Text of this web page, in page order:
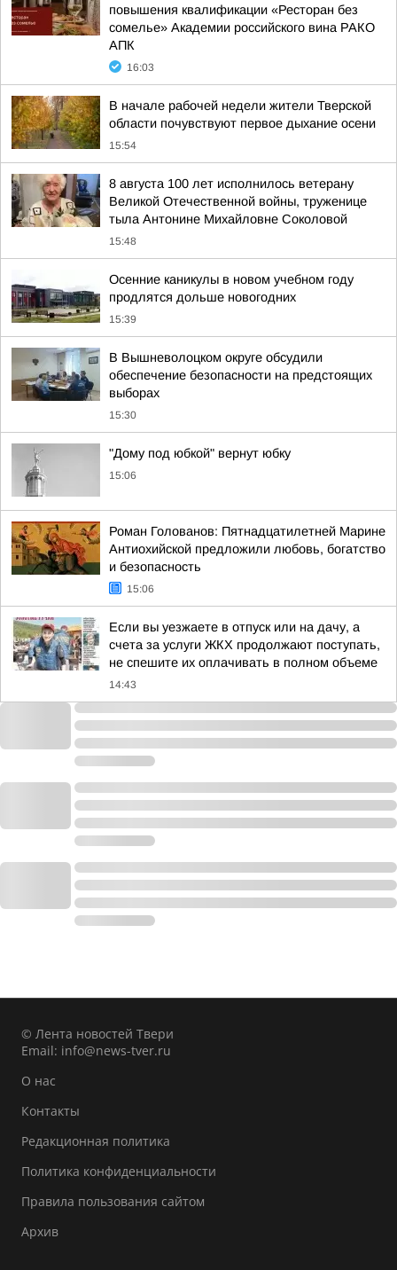
повышения квалификации «Ресторан без
сомелье» Академии российского вина РАКО
АПК
16:03
В начале рабочей недели жители Тверской
области почувствуют первое дыхание осени
15:54
8 августа 100 лет исполнилось ветерану
Великой Отечественной войны, труженице
тыла Антонине Михайловне Соколовой
15:48
Осенние каникулы в новом учебном году
продлятся дольше новогодних
15:39
В Вышневолоцком округе обсудили
обеспечение безопасности на предстоящих
выборах
15:30
"Дому под юбкой" вернут юбку
15:06
Роман Голованов: Пятнадцатилетней Марине
Антиохийской предложили любовь, богатство
и безопасность
15:06
Если вы уезжаете в отпуск или на дачу, а
счета за услуги ЖКХ продолжают поступать,
не спешите их оплачивать в полном объеме
14:43
© Лента новостей Твери
Email: info@news-tver.ru
О нас
Контакты
Редакционная политика
Политика конфиденциальности
Правила пользования сайтом
Архив